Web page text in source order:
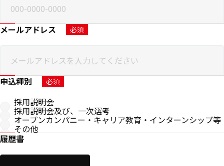
メールアドレス 必須
申込種別 必須
採用説明会
採用説明会及び、一次選考
オープンカンパニー・キャリア教育・インターンシップ等
その他
履歴書